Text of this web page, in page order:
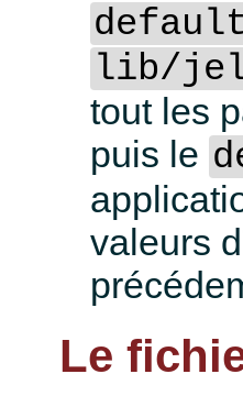
lib/
tout les
puis le
valeurs
Le